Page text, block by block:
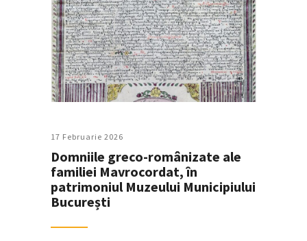
17 Februarie 2026
Domniile greco-românizate ale
familiei Mavrocordat, în
patrimoniul Muzeului Municipiului
București